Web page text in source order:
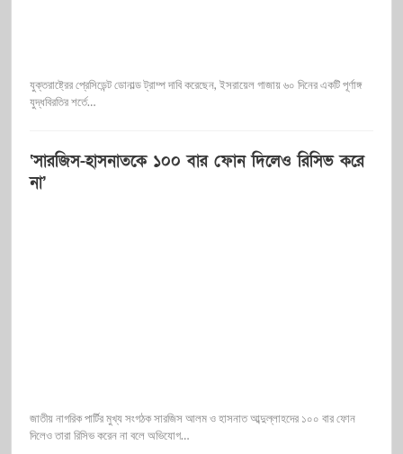
যুক্তরাষ্ট্রের প্রেসিডেন্ট ডোনাল্ড ট্রাম্প দাবি করেছেন, ইসরায়েল গাজায় ৬০ দিনের একটি পূর্ণাঙ্গ
যুদ্ধবিরতির শর্তে…
‘সারজিস-হাসনাতকে ১০০ বার ফোন দিলেও রিসিভ করে
না’
জাতীয় নাগরিক পার্টির মুখ্য সংগঠক সারজিস আলম ও হাসনাত আব্দুল্লাহদের ১০০ বার ফোন
দিলেও তারা রিসিভ করেন না বলে অভিযোগ…